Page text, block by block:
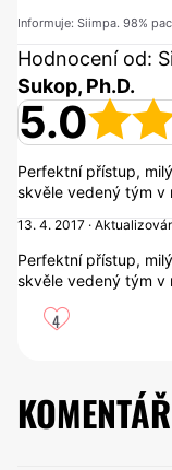
Informuje: Siimpa. 98%
Hodnocení od:
Sukop, Ph.D.
5.0
Perfektní přístup,
skvěle vedený tým v
13. 4. 2017 ·
Perfektní přístup,
skvěle vedený tým v
4